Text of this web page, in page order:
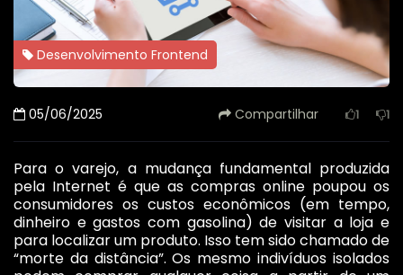
Desenvolvimento Frontend
1 1
Compartilhar
05/06/2025
Para o varejo, a mudança fundamental produzida
pela Internet é que as compras online poupou os
consumidores os custos econômicos (em tempo,
dinheiro e gastos com gasolina) de visitar a loja e
para localizar um produto. Isso tem sido chamado de
“morte da distância”. Os mesmo indivíduos isolados